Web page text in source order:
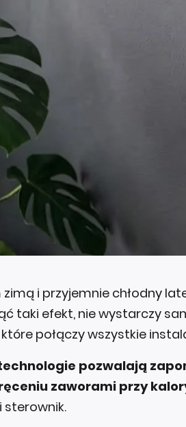
zimą i przyjemnie chłodny
taki efekt, nie wystarczy
połączy wszystkie
pozwalają
zaworami przy
sterownik.